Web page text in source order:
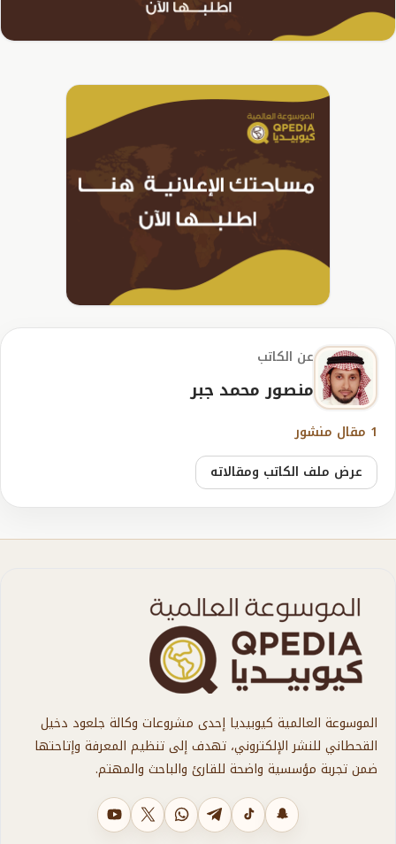
عن الكاتب
منصور محمد جبر
1 مقال منشور
عرض ملف الكاتب ومقالاته
الموسوعة العالمية كيوبيديا إحدى مشروعات وكالة جلعود دخيل
القحطاني للنشر الإلكتروني، تهدف إلى تنظيم المعرفة وإتاحتها
ضمن تجربة مؤسسية واضحة للقارئ والباحث والمهتم.
يوتيوب
X واتسابتليجرامتيك توكسناب شات